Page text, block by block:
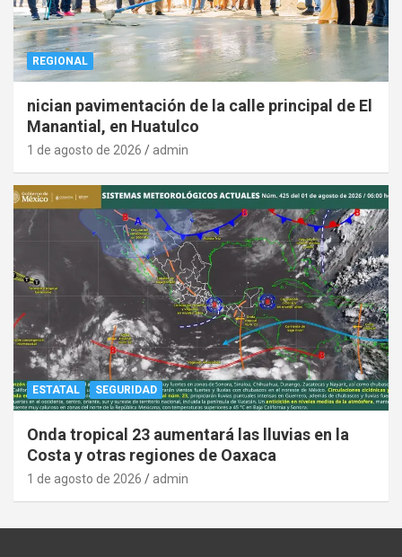
REGIONAL
nician pavimentación de la calle principal de El
Manantial, en Huatulco
1 de agosto de 2026 admin
ESTATAL SEGURIDAD
Onda tropical 23 aumentará las lluvias en la
Costa y otras regiones de Oaxaca
1 de agosto de 2026 admin